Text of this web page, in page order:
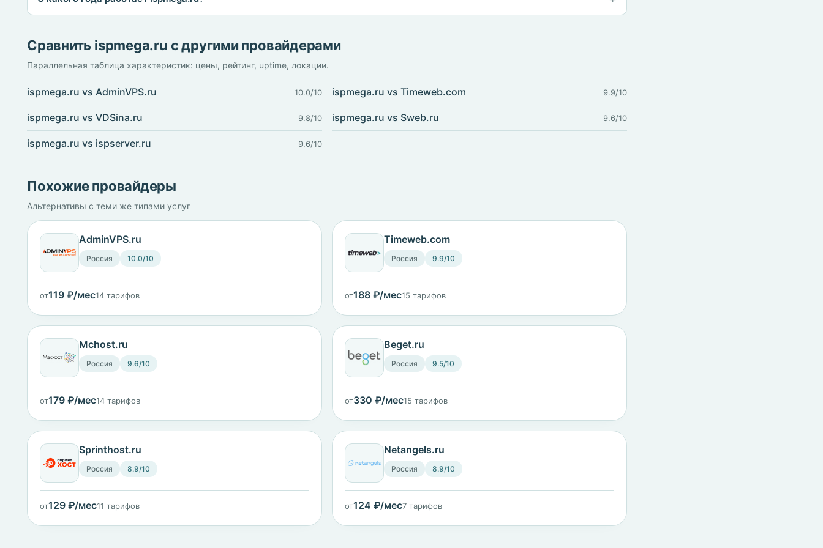
Сравнить ispmega.ru с другими провайдерами
Параллельная таблица характеристик: цены, рейтинг, uptime, локации.
ispmega.ru vs AdminVPS.ru 10.0/10 ispmega.ru vs Timeweb.com 9.9/10
ispmega.ru vs VDSina.ru 9.8/10 ispmega.ru vs Sweb.ru 9.6/10
ispmega.ru vs ispserver.ru 9.6/10
Похожие провайдеры
Альтернативы с теми же типами услуг
AdminVPS.ru
Россия 10.0/10
от119 ₽/мес14 тарифов
Timeweb.com
Россия 9.9/10
от188 ₽/мес15 тарифов
Mchost.ru
Россия 9.6/10
от179 ₽/мес14 тарифов
Beget.ru
Россия 9.5/10
от330 ₽/мес15 тарифов
Sprinthost.ru
Россия 8.9/10
от129 ₽/мес11 тарифов
Netangels.ru
Россия 8.9/10
от124 ₽/мес7 тарифов